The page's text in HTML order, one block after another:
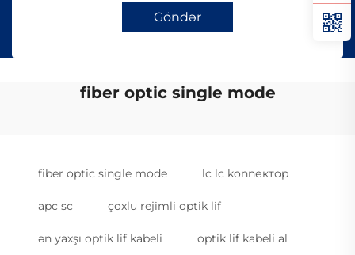
Göndər
fiber optic single mode
fiber optic single mode lc lc konnектор
apc sc çoxlu rejimli optik lif
ən yaxşı optik lif kabeli optik lif kabeli al